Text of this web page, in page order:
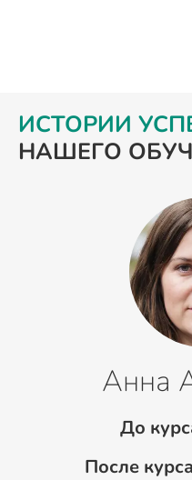
ИСТОРИИ
НАШЕГО
Анна
До
После